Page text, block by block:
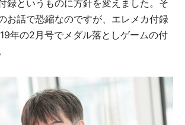
録というものに方針を変えました。そ
お話で恐縮なのですが、エレメカ付録
年の2月号でメダル落としゲームの付